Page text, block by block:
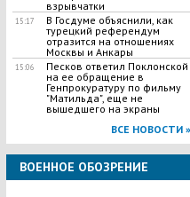
взрывчатки
15:17
В Госдуме объяснили, как
турецкий референдум
отразится на отношениях
Москвы и Анкары
15:06
Песков ответил Поклонской
на ее обращение в
Генпрокуратуру по фильму
"Матильда", еще не
вышедшего на экраны
ВСЕ НОВОСТИ »
ВОЕННОЕ ОБОЗРЕНИЕ